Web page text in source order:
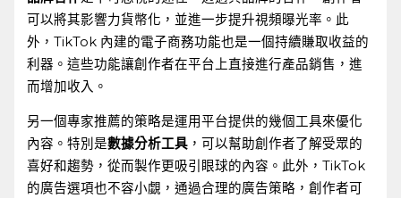
可以將其影響力貨幣化，並進一步提升視頻曝光率。此
外，TikTok 內建的電子商務功能也是一個持續賺取收益的
利器。這些功能讓創作者在平台上直接進行產品銷售，進
而增加收入。
另一個專家推薦的策略是運用平台提供的幾個工具來優化
內容。特別是數據分析工具 ，可以幫助創作者了解受眾的
喜好和趨勢，從而製作更吸引眼球的內容。此外，TikTok
的廣告選項也不容小覷，通過合理的廣告策略，創作者可